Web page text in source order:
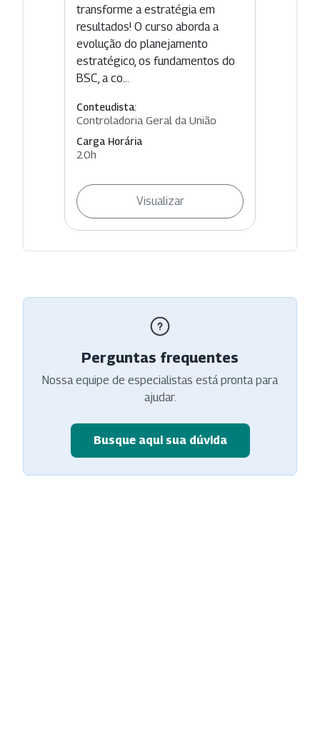
transforme a estratégia em
resultados! O curso aborda a
evolução do planejamento
estratégico, os fundamentos do
BSC, a co...
Conteudista:
Controladoria Geral da União
Carga Horária
20h
Visualizar
Perguntas frequentes
Nossa equipe de especialistas está pronta para
ajudar.
Busque aqui sua dúvida